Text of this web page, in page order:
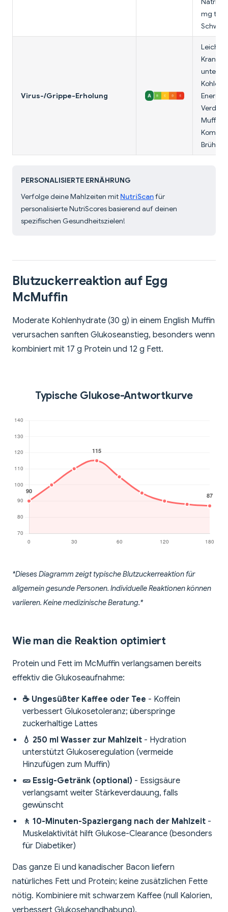
mg
Virus-/Grippe-Erholung
Leicht
Muffin
Brühe
PERSONALISIERTE ERNÄHRUNG
Verfolge deine Mahlzeiten mit NutriScanfür
personalisierte NutriScores basierend auf deinen
spezifischen Gesundheitszielen!
Blutzuckerreaktion auf Egg
McMuffin
Moderate Kohlenhydrate (30 g) in einem English Muffin
verursachen sanften Glukoseanstieg, besonders wenn
kombiniert mit 17 g Protein und 12 g Fett.
Typische Glukose-Antwortkurve
*Dieses Diagramm zeigt typische Blutzuckerreaktion für
allgemein gesunde Personen. Individuelle Reaktionen können
variieren. Keine medizinische Beratung.*
Wie man die Reaktion optimiert
Protein und Fett im McMuffin verlangsamen bereits
effektiv die Glukoseaufnahme:
☕ Ungesüßter Kaffee oder Tee - Koffein
verbessert Glukosetoleranz; überspringe
zuckerhaltige Lattes
💧 250 ml Wasser zur Mahlzeit - Hydration
unterstützt Glukoseregulation (vermeide
Hinzufügen zum Muffin)
🥒 Essig-Getränk (optional) - Essigsäure
verlangsamt weiter Stärkeverdauung, falls
gewünscht
🚶 10-Minuten-Spaziergang nach der Mahlzeit -
Muskelaktivität hilft Glukose-Clearance (besonders
für Diabetiker)
Das ganze Ei und kanadischer Bacon liefern
natürliches Fett und Protein; keine zusätzlichen Fette
nötig. Kombiniere mit schwarzem Kaffee (null Kalorien,